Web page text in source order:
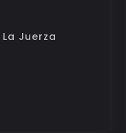
Juerza